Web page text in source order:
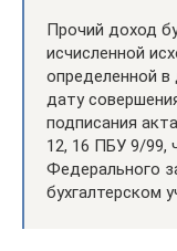
Прочий доход
исчисленной
определенной в
дату
подписания
12, 16 ПБУ 9/99,
Федерального
бухгалтерском